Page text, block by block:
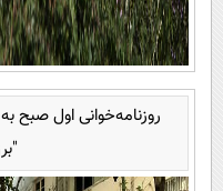
روزنامه‌خوانی اول صبح